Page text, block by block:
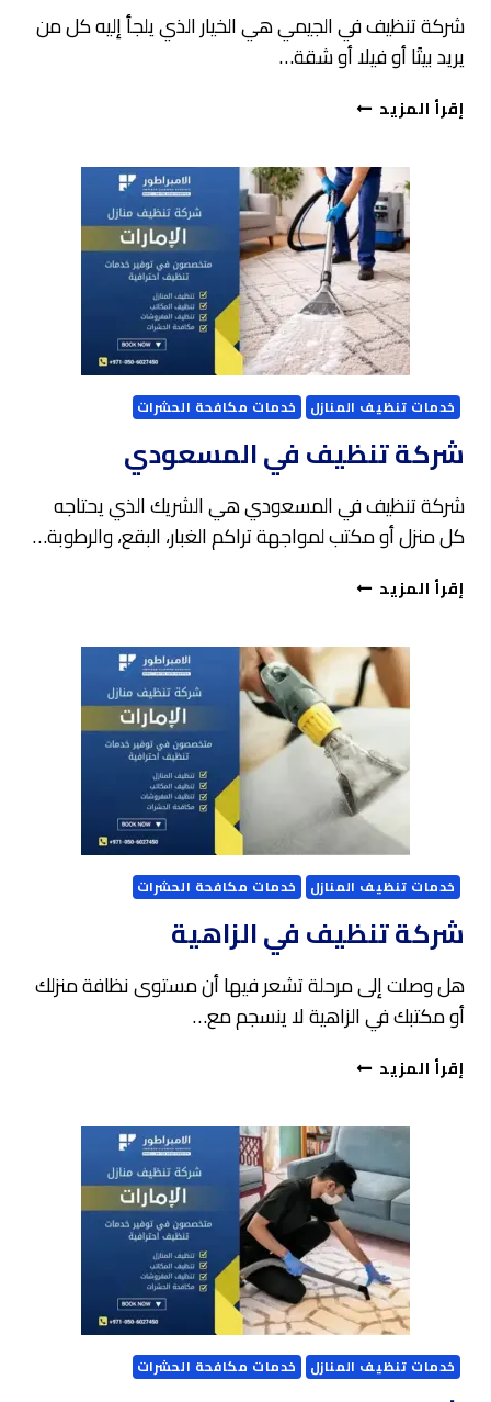
شركة تنظيف في الجيمي هي الخيار الذي يلجأ إليه كل من
يريد بيتًا أو فيلا أو شقة…
إقرأ المزيدشركة
الجيمي
خدمات تنظيف المنازل خدمات مكافحة الحشرات
شركة تنظيف في المسعودي
شركة تنظيف في المسعودي هي الشريك الذي يحتاجه
كل منزل أو مكتب لمواجهة تراكم الغبار، البقع، والرطوبة…
إقرأ المزيدشركة
المسعودي
خدمات تنظيف المنازل خدمات مكافحة الحشرات
شركة تنظيف في الزاهية
هل وصلت إلى مرحلة تشعر فيها أن مستوى نظافة منزلك
أو مكتبك في الزاهية لا ينسجم مع…
إقرأ المزيدشركة
الزاهية
خدمات تنظيف المنازل خدمات مكافحة الحشرات